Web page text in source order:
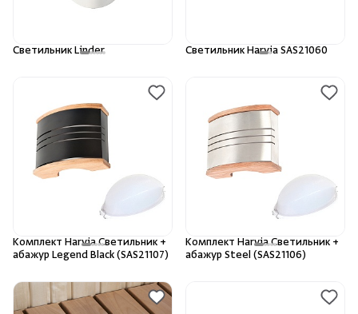
Камни для печей
Аксессуары
Комплектующие
Запчасти
Для хаммама
Аксессуары для печей
Светильник Linder Светильник Harvia SAS21060
Комплект Harvia Светильник +
абажур Legend Black (SAS21107)
Комплект Harvia Светильник +
абажур Steel (SAS21106)